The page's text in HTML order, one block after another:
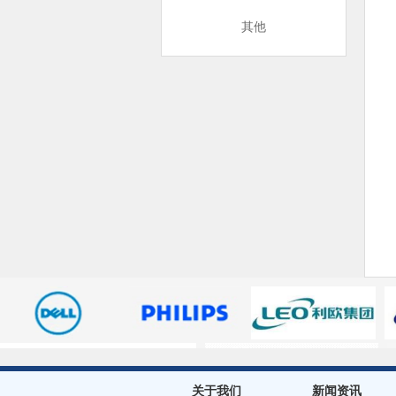
其他
关于我们 新闻资讯